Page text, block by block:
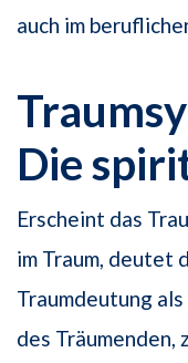
auch im
Die
Erscheint das
im Traum, deutet
Traumdeutung
des Träumenden,